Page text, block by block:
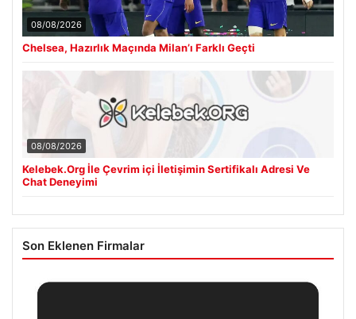
08/08/2026
Chelsea, Hazırlık Maçında Milan’ı Farklı Geçti
08/08/2026
Kelebek.Org İle Çevrim içi İletişimin Sertifikalı Adresi Ve
Chat Deneyimi
Son Eklenen Firmalar